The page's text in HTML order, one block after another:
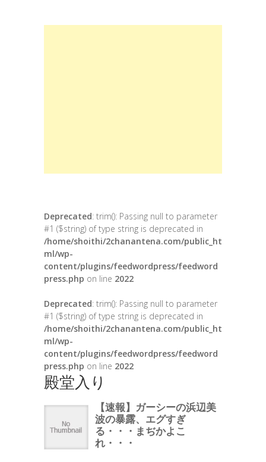
Deprecated: trim(): Passing null to parameter
#1 ($string) of type string is deprecated in
/home/shoithi/2chanantena.com/public_ht
ml/wp-
content/plugins/feedwordpress/feedword
press.php on line 2022
Deprecated: trim(): Passing null to parameter
#1 ($string) of type string is deprecated in
/home/shoithi/2chanantena.com/public_ht
ml/wp-
content/plugins/feedwordpress/feedword
press.php on line 2022
殿堂入り